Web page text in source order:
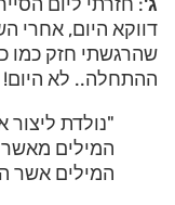
דווקא היום, אחרי
שהרגשתי חזק כמו
ההתחלה.. לא היום!
"נולדת ליצור
המילים מאשר
המילים אשר